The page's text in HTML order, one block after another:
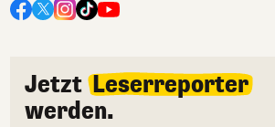
Jetzt Leserreporter
werden.